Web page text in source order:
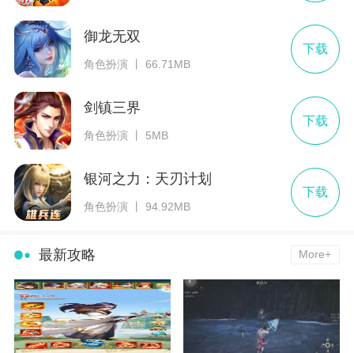
御龙无双
角色扮演 丨 66.71MB
下载
剑镇三界
角色扮演 丨 5MB
下载
银河之力：天刃计划
角色扮演 丨 94.92MB
下载
最新攻略 More+